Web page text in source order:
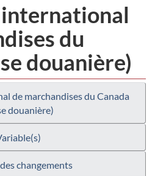
du
douanière)
de marchandises du Canada
douanière)
changements